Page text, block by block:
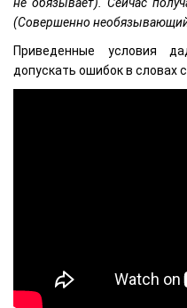
не обязывает). Сейчас
(Совершенно
Приведенные условия
допускать ошибок в словах